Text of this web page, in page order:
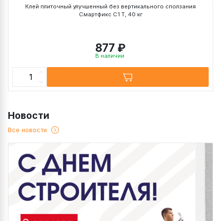
Клей плиточный улучшенный без вертикального сползания
Смартфикс C1 T, 40 кг
877 ₽
В наличии
Новости
Все новости